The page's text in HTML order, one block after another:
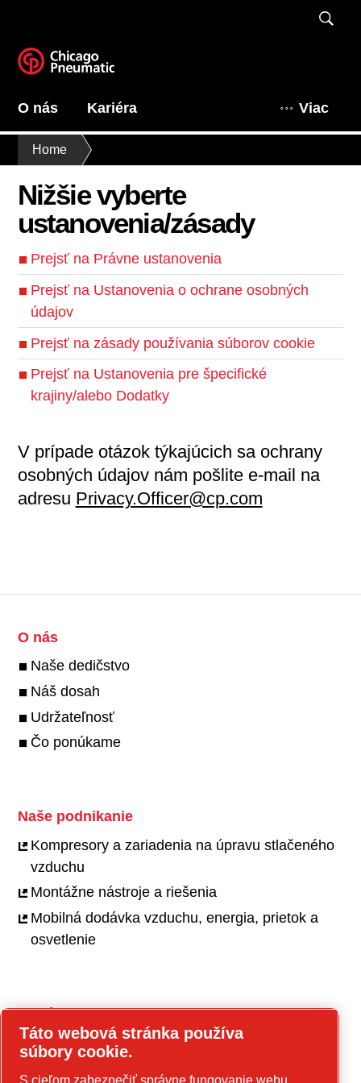
Viac
O nás Kariéra
Home
Nižšie vyberte
ustanovenia/zásady
Prejsť na Právne ustanovenia
Prejsť na Ustanovenia o ochrane osobných
údajov
Prejsť na zásady používania súborov cookie
Prejsť na Ustanovenia pre špecifické
krajiny/alebo Dodatky
V prípade otázok týkajúcich sa ochrany
osobných údajov nám pošlite e-mail na
adresu Privacy.Officer@cp.com
O nás
Naše dedičstvo
Náš dosah
Udržateľnosť
Čo ponúkame
Naše podnikanie
Kompresory a zariadenia na úpravu stlačeného
vzduchu
Montážne nástroje a riešenia
Mobilná dodávka vzduchu, energia, prietok a
osvetlenie
Kariéra
Pracovné príležitosti
Táto webová stránka používa
súbory cookie.